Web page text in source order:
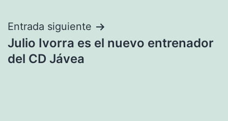
Entrada siguiente
Julio Ivorra es el nuevo entrenador
del CD Jávea